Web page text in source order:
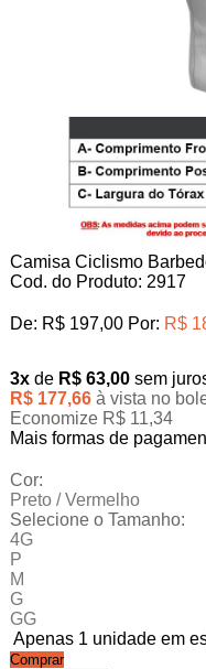
Camisa Ciclismo
Cod. do Produto: 2917
De: R$ 197,00 Por: R$
3xde R$ 63,00 sem
R$ 177,66 à vista no
Economize R$ 11,34
Mais formas de
Cor:
Preto / Vermelho
Selecione o Tamanho:
4G
P
M
G
GG
Apenas 1 unidade em
Comprar